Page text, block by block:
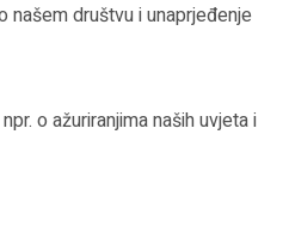
našem društvu i unaprjeđenje
o ažuriranjima naših uvjeta i